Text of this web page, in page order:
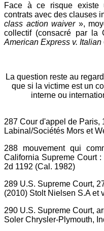
Face à ce risque existe
contrats avec des clauses
class action waiver»,
collectif (consacré par la
American Express v. Italian
La question reste au
que si la victime est un
interne ou
287 Cour d'appel de Paris,
Labinal/Sociétés Mors et
288 mouvement qui
California Supreme Court
2d 1192 (Cal. 1982)
289 U.S. Supreme Court,
(2010) Stolt Nielsen S.A et
290 U.S. Supreme Court,
Soler Chrysler-Plymouth,